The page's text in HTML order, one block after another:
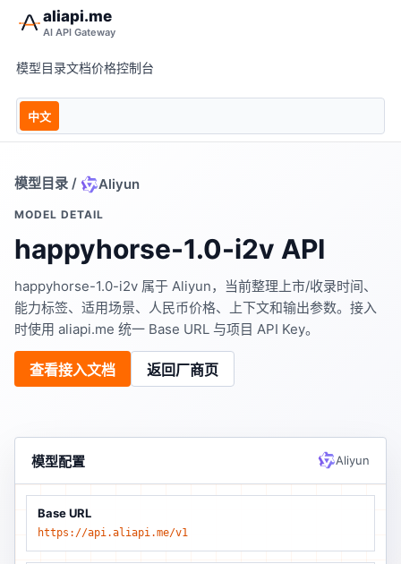
aliapi.me
AI API Gateway
模型目录文档价格控制台
中文
模型目录 / Aliyun
MODEL DETAIL
happyhorse-1.0-i2v API
happyhorse-1.0-i2v 属于 Aliyun，当前整理上市/收录时间、
能力标签、适用场景、人民币价格、上下文和输出参数。接入
时使用 aliapi.me 统一 Base URL 与项目 API Key。
查看接入文档 返回厂商页
模型配置 Aliyun
Base URL
https://api.aliapi.me/v1